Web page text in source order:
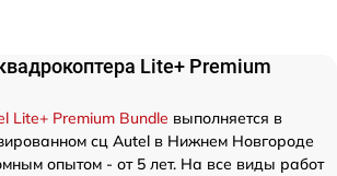
Lite+ Premium
Lite+ Premium Bundle выполняется в
сц Autel в Нижнем Новгороде
опытом - от 5 лет. На все виды работ